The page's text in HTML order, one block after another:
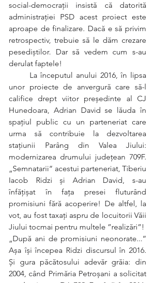
social-democrații insistă că datorită
administrației PSD acest proiect este
aproape de finalizare. Dacă e să privim
retrospectiv, trebuie să le dăm crezare
pesediștilor. Dar să vedem cum s-au
derulat faptele!
unor proiecte de anvergură care să-l
califice drept viitor președinte al CJ
Hunedoara, Adrian David se lăuda în
spațiul public cu un parteneriat care
urma să contribuie la dezvoltarea
stațiunii Parâng din Valea Jiului:
modernizarea drumului județean 709F.
„Semnatarii” acestui parteneriat, Tiberiu
Iacob Ridzi și Adrian David, s-au
înfățișat în fața presei fluturând
promisiuni fără acoperire! De altfel, la
vot, au fost taxați aspru de locuitorii Văii
Jiului tocmai pentru multele ”realizări”!
„După ani de promisiuni neonorate...”
Așa își începea Ridzi discursul în 2016.
Și gura păcătosului adevăr grăia: din
2004, când Primăria Petroșani a solicitat